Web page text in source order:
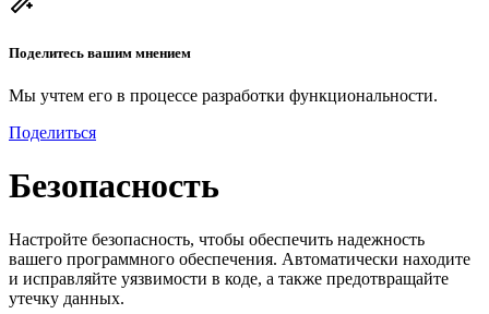
Поделитесь вашим мнением
Мы учтем его в процессе разработки функциональности.
Поделиться
Безопасность
Настройте безопасность, чтобы обеспечить надежность
вашего программного обеспечения. Автоматически находите
и исправляйте уязвимости в коде, а также предотвращайте
утечку данных.